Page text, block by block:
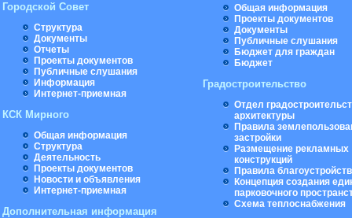
Городской Совет
Структура
Документы
Отчеты
Проекты документов
Публичные слушания
Информация
Интернет-приемная
КСК Мирного
Общая информация
Структура
Деятельность
Проекты документов
Новости и объявления
Интернет-приемная
Дополнительная информация
Общая информация
Проекты документов
Документы
Публичные слушания
Бюджет для граждан
Бюджет
Градостроительство
Отдел
архитектуры
Правила
застройки
Размещение рекламных
конструкций
Правила
Концепция создания
парковочного
Схема теплоснабжения